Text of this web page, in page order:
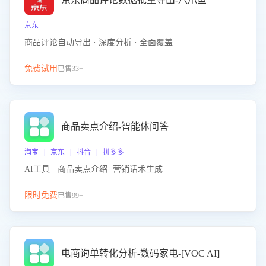
京东
商品评论自动导出 · 深度分析 · 全面覆盖
免费试用 已售33+
商品卖点介绍-智能体问答
淘宝 | 京东 | 抖音 | 拼多多
AI工具 · 商品卖点介绍· 营销话术生成
限时免费已售99+
电商询单转化分析-数码家电-[VOC AI]